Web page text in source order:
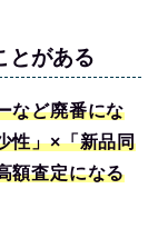
とがある
など廃番にな
性」×「新品同
額査定になる